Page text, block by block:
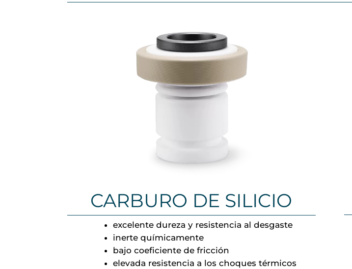
CARBURO DE SILICIO
excelente dureza y resistencia al desgaste
inerte químicamente
bajo coeficiente de fricción
elevada resistencia a los choques térmicos